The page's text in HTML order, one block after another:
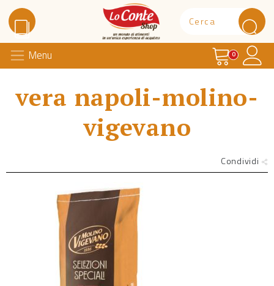
Lo Conte Shop
Menu Carrello
0
vera napoli-molino-
vigevano
Condividi